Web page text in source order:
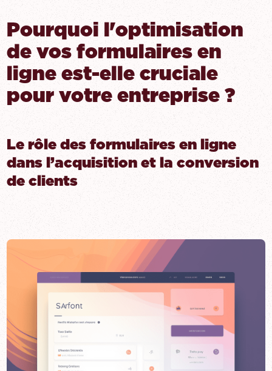
Pourquoi l'optimisation
de vos formulaires en
ligne est-elle cruciale
pour votre entreprise ?
Le rôle des formulaires en ligne
dans l’acquisition et la conversion
de clients